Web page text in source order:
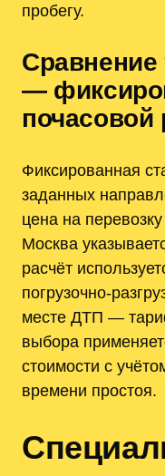
пробегу.
—
почасовой
Фиксированная
заданных
цена на
Москва
расчёт
погрузочно-
месте ДТП —
выбора
стоимости с
времени простоя.